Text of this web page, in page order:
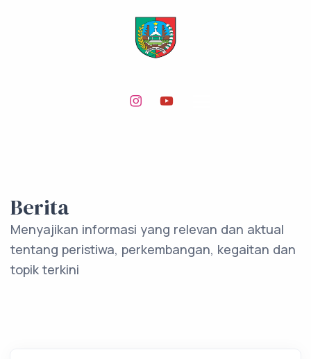
Berita
Menyajikan informasi yang relevan dan aktual
tentang peristiwa, perkembangan, kegaitan dan
topik terkini